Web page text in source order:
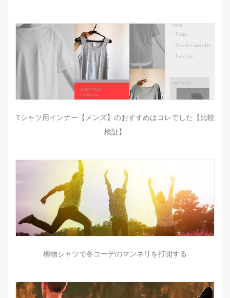
Tシャツ用インナー【メンズ】のおすすめはコレでした【比較
検証】
柄物シャツで冬コーデのマンネリを打開する